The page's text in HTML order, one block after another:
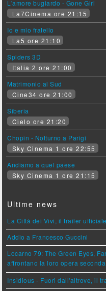
L'amore bugiardo - Gone Girl
La7Cinema ore 21:15
Io e mio fratello
La5 ore 21:10
Spiders 3D
Italia 2 ore 21:00
Matrimonio al Sud
Cine34 ore 21:00
Siberia
Cielo ore 21:20
Chopin - Notturno a Parigi
Sky Cinema 1 ore 22:55
Andiamo a quel paese
Sky Cinema 1 ore 21:15
Ultime news
La Città dei Vivi, il trailer
Addio a Francesco Guccini
Locarno 79: The Green Eyes,
affrontano la loro opera
Insidious - Fuori dall'altrove, il